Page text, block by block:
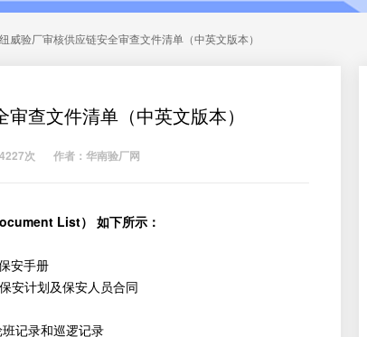
威验厂审核供应链安全审查文件清单（中英文版本）
查文件清单（中英文版本）
次 作者：华南验厂网
List） 如下所示：
安手册
计划及保安人员合同
记录和巡逻记录